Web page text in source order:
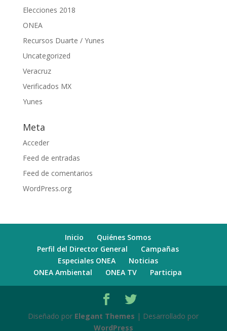
Elecciones 2018
ONEA
Recursos Duarte / Yunes
Uncategorized
Veracruz
Verificados MX
Yunes
Meta
Acceder
Feed de entradas
Feed de comentarios
WordPress.org
Inicio
Quiénes Somos
Perfil del Director General
Campañas
Especiales ONEA
Noticias
ONEA Ambiental
ONEA TV Participa
Diseñado por Elegant Themes | Desarrollado por
WordPress